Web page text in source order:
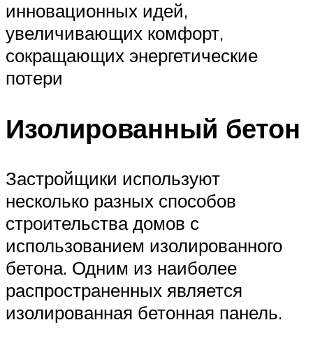
инновационных идей,
увеличивающих комфорт,
сокращающих энергетические
потери
Изолированный бетон
Застройщики используют
несколько разных способов
строительства домов с
использованием изолированного
бетона. Одним из наиболее
распространенных является
изолированная бетонная панель.